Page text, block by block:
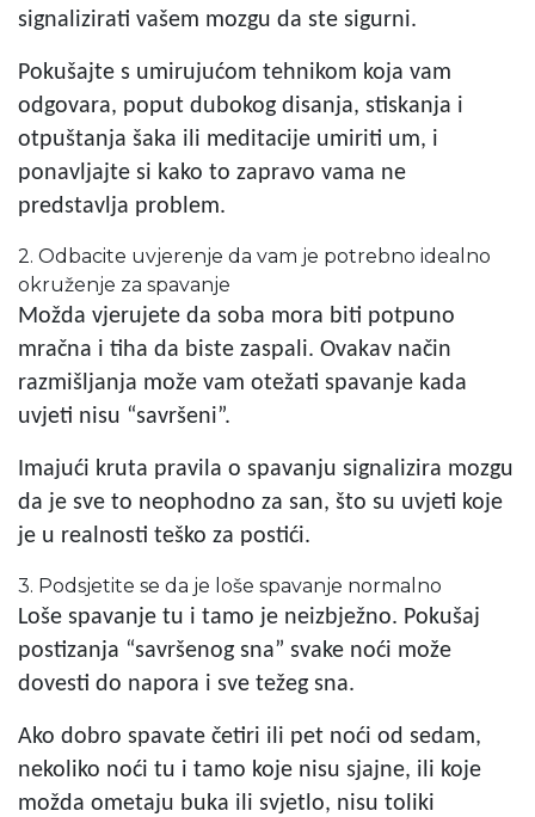
signalizirati vašem mozgu da ste sigurni.
Pokušajte s umirujućom tehnikom koja vam
odgovara, poput dubokog disanja, stiskanja i
otpuštanja šaka ili meditacije umiriti um, i
ponavljajte si kako to zapravo vama ne
predstavlja problem.
2. Odbacite uvjerenje da vam je potrebno idealno
okruženje za spavanje
Možda vjerujete da soba mora biti potpuno
mračna i tiha da biste zaspali. Ovakav način
razmišljanja može vam otežati spavanje kada
uvjeti nisu “savršeni”.
Imajući kruta pravila o spavanju signalizira mozgu
da je sve to neophodno za san, što su uvjeti koje
je u realnosti teško za postići.
3. Podsjetite se da je loše spavanje normalno
Loše spavanje tu i tamo je neizbježno. Pokušaj
postizanja “savršenog sna” svake noći može
dovesti do napora i sve težeg sna.
Ako dobro spavate četiri ili pet noći od sedam,
nekoliko noći tu i tamo koje nisu sjajne, ili koje
možda ometaju buka ili svjetlo, nisu toliki